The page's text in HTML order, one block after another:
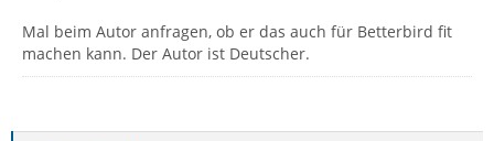
Mal beim Autor anfragen, ob er das auch für Betterbird fit
machen kann. Der Autor ist Deutscher.